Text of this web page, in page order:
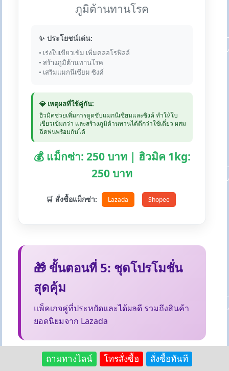
ภูมิต้านทานโรค
✨ ประโยชน์เด่น:
• เร่งใบเขียวเข้ม เพิ่มคลอโรฟิลล์
• สร้างภูมิต้านทานโรค
• เสริมแมกนีเซียม ซิงค์
💎 เหตุผลที่ใช้คู่กัน:
ฮิวมิคช่วยเพิ่มการดูดซับแมกนีเซียมและซิงค์ ทำให้ใบ
เขียวเข้มกว่า และสร้างภูมิต้านทานได้ดีกว่าใช้เดี่ยว ผสม
ฉีดพ่นพร้อมกันได้
💰 แม็กซ่า: 250 บาท | ฮิวมิค 1kg:
250 บาท
🛒 สั่งซื้อแม็กซ่า: Lazada Shopee
🎁 ขั้นตอนที่ 5: ชุดโปรโมชั่น
สุดคุ้ม
แพ็คเกจคู่ที่ประหยัดและได้ผลดี รวมถึงสินค้า
ยอดนิยมจาก Lazada
ถามทางไลน์ โทรสั่งซื้อ สั่งซื้อทันที